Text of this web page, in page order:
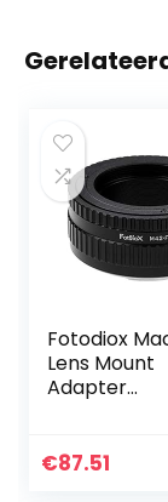
Fotodiox
Lens Mount
Adapter
Select Type 1
€87.51